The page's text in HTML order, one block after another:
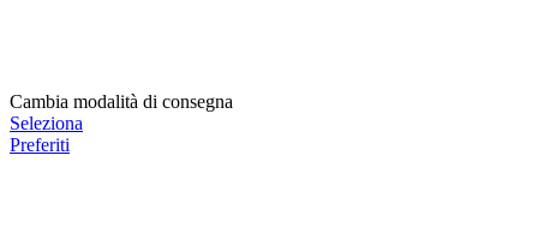
Cambia modalità di consegna
Seleziona
Preferiti